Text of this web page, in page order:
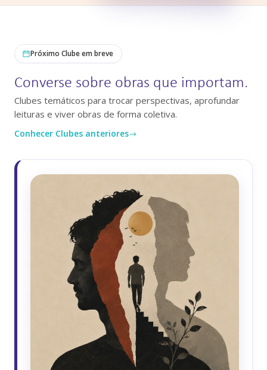
Próximo Clube em breve
Converse sobre obras que importam.
Clubes temáticos para trocar perspectivas, aprofundar
leituras e viver obras de forma coletiva.
Conhecer Clubes anteriores